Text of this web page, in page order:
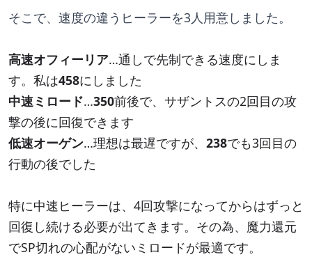
そこで、速度の違うヒーラーを3人用意しました。
高速オフィーリア…通しで先制できる速度にしま
す。私は458にしました
中速ミロード…350前後で、サザントスの2回目の攻
撃の後に回復できます
低速オーゲン…理想は最遅ですが、 238でも3回目の
行動の後でした
特に中速ヒーラーは、4回攻撃になってからはずっと
回復し続ける必要が出てきます。その為、魔力還元
でSP切れの心配がないミロードが最適です。